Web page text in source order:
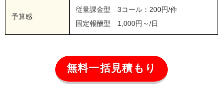
予算感
従量課金型 3コール：200円/件
固定報酬型 1,000円～/日
無料一括見積もり